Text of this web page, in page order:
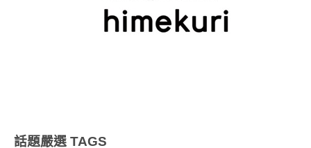
話題嚴選 TAGS